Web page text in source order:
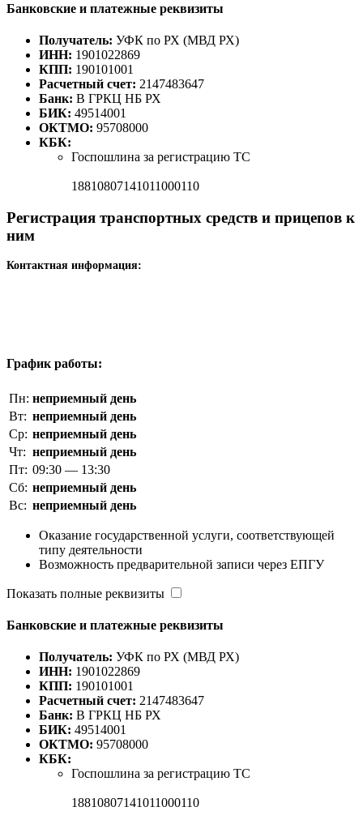
Банковские и платежные реквизиты
Получатель: УФК по РХ (МВД РХ)
ИНН: 1901022869
КПП: 190101001
Расчетный счет: 2147483647
Банк: В ГРКЦ НБ РХ
БИК: 49514001
ОКТМО: 95708000
КБК:
Госпошлина за регистрацию ТС
18810807141011000110
Регистрация транспортных средств и прицепов к
ним
Контактная информация:
График работы:
Пн: неприемный день
Вт: неприемный день
Ср: неприемный день
Чт: неприемный день
Пт: 09:30 — 13:30
Сб: неприемный день
Вс: неприемный день
Оказание государственной услуги, соответствующей
типу деятельности
Возможность предварительной записи через ЕПГУ
Показать полные реквизиты
Банковские и платежные реквизиты
Получатель: УФК по РХ (МВД РХ)
ИНН: 1901022869
КПП: 190101001
Расчетный счет: 2147483647
Банк: В ГРКЦ НБ РХ
БИК: 49514001
ОКТМО: 95708000
КБК:
Госпошлина за регистрацию ТС
18810807141011000110